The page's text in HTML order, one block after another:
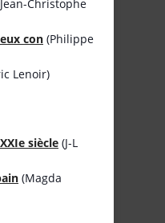
Christophe
con (Philippe
Lenoir)
siècle (J-L
(Magda